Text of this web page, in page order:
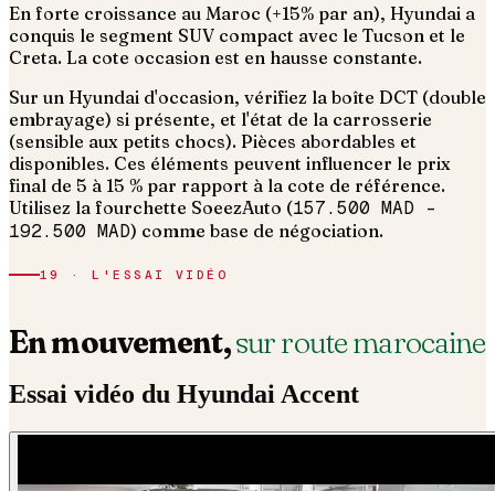
En forte croissance au Maroc (+15% par an), Hyundai a
conquis le segment SUV compact avec le Tucson et le
Creta. La cote occasion est en hausse constante.
Sur un Hyundai d'occasion, vérifiez la boîte DCT (double
embrayage) si présente, et l'état de la carrosserie
(sensible aux petits chocs). Pièces abordables et
disponibles. Ces éléments peuvent influencer le prix
final de 5 à 15 % par rapport à la cote de référence.
Utilisez la fourchette SoeezAuto (157.500 MAD –
192.500 MAD) comme base de négociation.
19 · L'ESSAI VIDÉO
En mouvement,sur route marocaine
Essai vidéo du Hyundai Accent